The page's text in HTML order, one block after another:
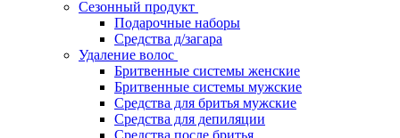
Сезонный продукт
Подарочные наборы
Средства д/загара
Удаление волос
Бритвенные системы женские
Бритвенные системы мужские
Средства для бритья мужские
Средства для депиляции
Средства после бритья